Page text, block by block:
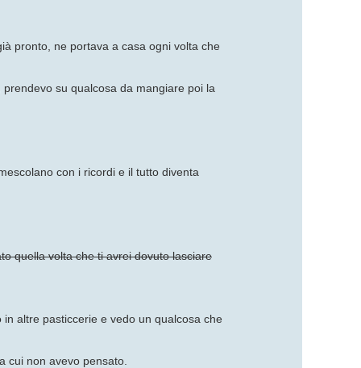
pronto, ne portava a casa ogni volta che
su qualcosa da mangiare poi la
con i ricordi e il tutto diventa
quella volta che ti avrei dovuto lasciare
in altre pasticcerie e vedo un qualcosa che
cui non avevo pensato.